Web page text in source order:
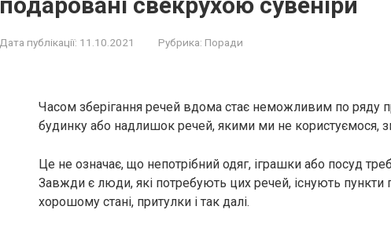
Дата публікації: 11.10.2021 Рубрика: Поради
Часом зберігання речей вдома стає неможливим по ряду
будинку або надлишок речей, якими ми не користуємося,
Це не означає, що непотрібний одяг, іграшки або посуд
Завжди є люди, які потребують цих речей, існують пункти
хорошому стані, притулки і так далі.